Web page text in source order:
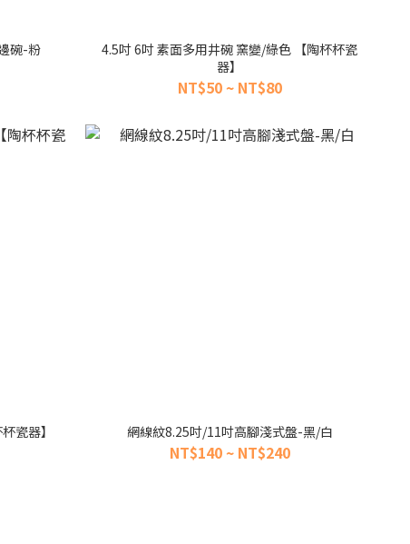
碗-粉
4.5吋 6吋 素面多用井碗 窯變/綠色 【陶杯杯瓷
器】
NT$50 ~ NT$80
瓷器】 網線紋8.25吋/11吋高腳淺式盤-黑/白
NT$140 ~ NT$240